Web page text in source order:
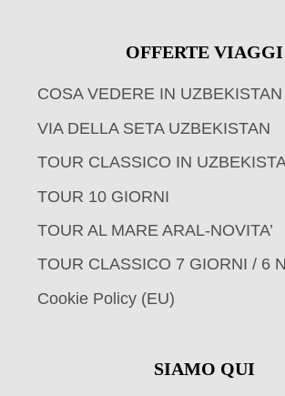
OFFERTE VIAGGI
COSA VEDERE IN UZBEKISTAN
VIA DELLA SETA UZBEKISTAN
TOUR CLASSICO IN
TOUR 10 GIORNI
TOUR AL MARE ARAL-NOVITA’
TOUR CLASSICO 7 GIORNI / 6
Cookie Policy (EU)
SIAMO QUI